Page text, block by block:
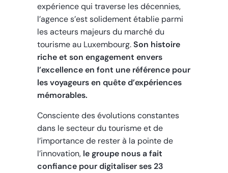
expérience qui traverse les décennies,
l’agence s’est solidement établie parmi
les acteurs majeurs du marché du
tourisme au Luxembourg.Son histoire
riche et son engagement envers
l’excellence en font une référence pour
les voyageurs en quête d’expériences
mémorables.
Consciente des évolutions constantes
dans le secteur du tourisme et de
l’importance de rester à la pointe de
l’innovation, le groupe nous a fait
confiance pour digitaliser ses 23